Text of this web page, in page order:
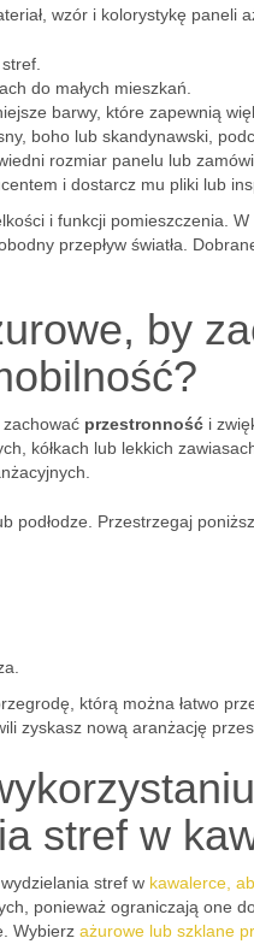
wzór i kolorystykę paneli
do małych mieszkań.
barwy, które zapewnią
boho lub skandynawski,
rozmiar panelu lub
i dostarcz mu pliki lub
i funkcji pomieszczenia.
przepływ światła.
by
przestronność i
kółkach lub lekkich
podłodze. Przestrzegaj
którą można łatwo
zyskasz nową aranżację
stref w
stref w kawalerce,
ponieważ ograniczają one
Wybierz ażurowe lub szklane